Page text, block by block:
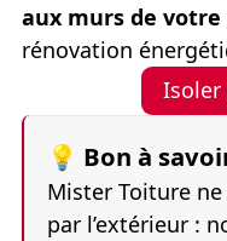
aux murs de votre
rénovation
💡 Bon à
Mister Toiture
par l’extérieur :